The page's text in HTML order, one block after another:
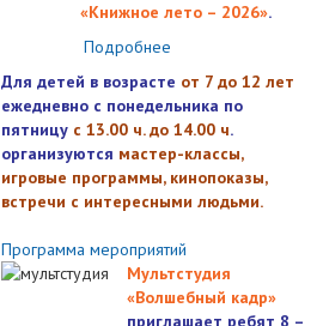
«Книжное лето – 2026».
Подробнее
Для детей в возрасте от 7 до 12 лет
ежедневно с понедельника по
пятницу с 13.00 ч. до 14.00 ч.
организуются мастер-классы,
игровые программы, кинопоказы,
встречи с интересными людьми.
Программа мероприятий
Мультстудия
«Волшебный кадр»
приглашает ребят 8 –